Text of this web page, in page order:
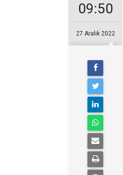
09:50
27 Aralık 2022